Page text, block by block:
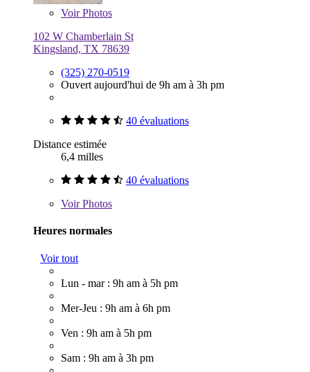
VoirPhotos
102 W Chamberlain St
Kingsland, TX 78639
(325) 270-0519
Ouvert aujourd'hui de 9h am à 3h pm
40 évaluations
Distance estimée
6,4 milles
40 évaluations
VoirPhotos
Heures normales
Voir tout
Lun - mar : 9h am à 5h pm
Mer-Jeu : 9h am à 6h pm
Ven : 9h am à 5h pm
Sam : 9h am à 3h pm